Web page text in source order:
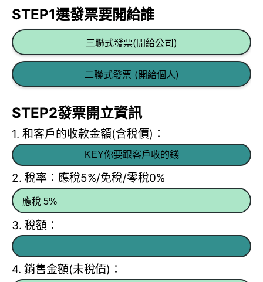
STEP1選發票要開給誰
三聯式發票(開給公司)
二聯式發票 (開給個人)
STEP2發票開立資訊
1. 和客戶的收款金額(含稅價)：
2. 稅率：應稅5%/免稅/零稅0%
3. 稅額：
4. 銷售金額(未稅價)：